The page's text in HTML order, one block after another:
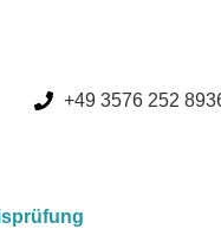
+49 3576 252